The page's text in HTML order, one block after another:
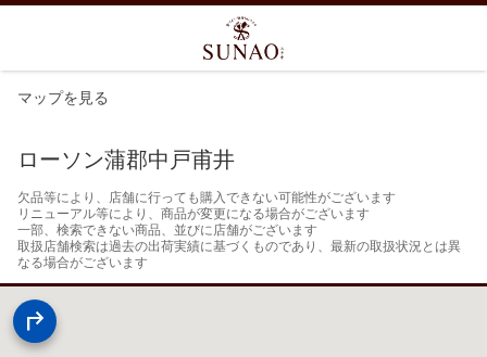
マップを見る
ローソン蒲郡中戸甫井
欠品等により、店舗に行っても購入できない可能性がございます
リニューアル等により、商品が変更になる場合がございます
一部、検索できない商品、並びに店舗がございます
取扱店舗検索は過去の出荷実績に基づくものであり、最新の取扱状況とは異
なる場合がございます